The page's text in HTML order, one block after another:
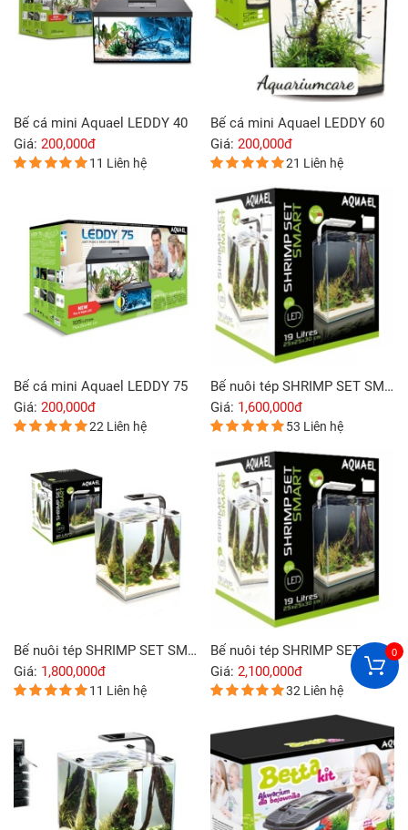
Bể cá mini Aquael LEDDY 40
Giá: 200,000đ
11 Liên hệ
Bể cá mini Aquael LEDDY 60
Giá: 200,000đ
21 Liên hệ
Bể cá mini Aquael LEDDY 75
Giá: 200,000đ
22 Liên hệ
Bể nuôi tép SHRIMP SET SMART
Giá: 1,600,000đ
53 Liên hệ
Bể nuôi tép SHRIMP SET SMART 20x20x25cm
Giá: 1,800,000đ
11 Liên hệ
Bể nuôi tép SHRIMP SET SMART 25x25x30cm
Giá: 2,100,000đ
32 Liên hệ
0